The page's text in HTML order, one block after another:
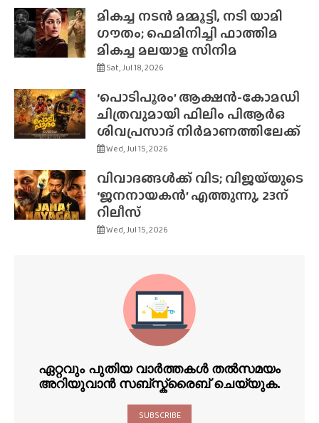
മികച്ച നടൻ മമ്മൂട്ടി, നടി യാമി
ഗൗതം; ഫെമിനിച്ചി ഫാത്തിമ
മികച്ച മലയാള സിനിമ
Sat, Jul 18, 2026
‘പൊടിപൂരം’ ആക്ഷൻ-കോമഡി
ചിത്രവുമായി ഫിലിം പിആർഒ
ശിവപ്രസാദ് നിർമാണത്തിലേക്ക്
Wed, Jul 15, 2026
വിവാദങ്ങൾക്ക് വിട; വിജയ്‌യുടെ
‘ജനനായകൻ’ എത്തുന്നു, 23ന്
റിലീസ്
Wed, Jul 15, 2026
ഏറ്റവും പുതിയ വാർത്തകൾ തൽസമയം
അറിയുവാൻ സബ്സ്ക്രൈബ് ചെയ്യുക.
SUBSCRIBE